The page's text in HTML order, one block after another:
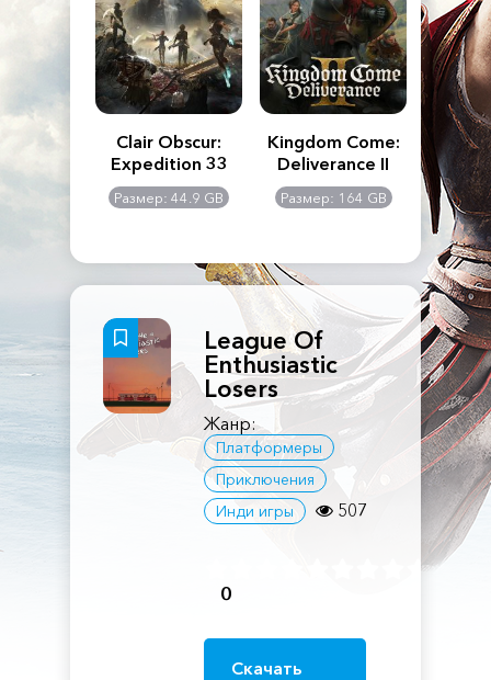
Creed
Clair Obscur:
Expedition 33
Размер: 44.9 GB
Kingdom Come:
Deliverance II
Размер: 164 GB
The
League Of
Enthusiastic
Losers
Жанр:
Платформеры
Приключения
Инди игры
507
0
Скачать